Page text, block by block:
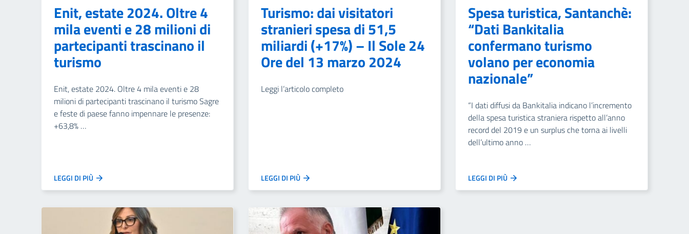
Enit, estate 2024. Oltre 4
mila eventi e 28 milioni di
partecipanti trascinano il
turismo
Enit, estate 2024. Oltre 4 mila eventi e 28
milioni di partecipanti trascinano il turismo Sagre
e feste di paese fanno impennare le presenze:
+63,8% …
LEGGI DI PIÙ
Turismo: dai visitatori
stranieri spesa di 51,5
miliardi (+17%) – Il Sole 24
Ore del 13 marzo 2024
Leggi l’articolo completo
LEGGI DI PIÙ
Spesa turistica, Santanchè:
“Dati Bankitalia
confermano turismo
volano per economia
nazionale”
“I dati diffusi da Bankitalia indicano l’incremento
della spesa turistica straniera rispetto all’anno
record del 2019 e un surplus che torna ai livelli
dell’ultimo anno …
LEGGI DI PIÙ